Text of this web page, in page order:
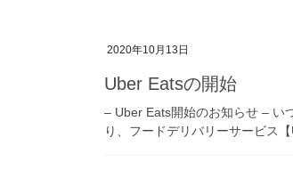
2020年10月13日
Uber Eatsの開始
– Uber Eats開始のお知らせ – い
り、フードデリバリーサービス